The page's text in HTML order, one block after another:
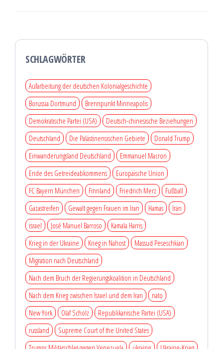
SCHLAGWÖRTER
Aufarbeitung der deutschen Kolonialgeschichte
Borussia Dortmund
Brennpunkt Minneapolis
Demokratische Partei (USA)
Deutsch-chinesische Beziehungen
Deutschland
Die Palästinensischen Gebiete
Donald Trump
Einwanderungsland Deutschland
Emmanuel Macron
Ende des Getreideabkommens
Europäische Union
FC Bayern München
Finnland Friedrich Merz
Fußball
Gazastreifen
Gewalt gegen Frauen im Iran Hamas
Iran
israel
José Manuel Barroso
Kamala Harris
Krieg in der Ukraine
Krieg in Nahost
Massud Peseschkian
Migration nach Deutschland
Nach dem Bruch der Regierungskoalition in Deutschland
Nach dem Krieg zwischen Israel und dem Iran
nato
New York
Olaf Scholz
Republikanische Partei (USA)
russland
Supreme Court of the United States